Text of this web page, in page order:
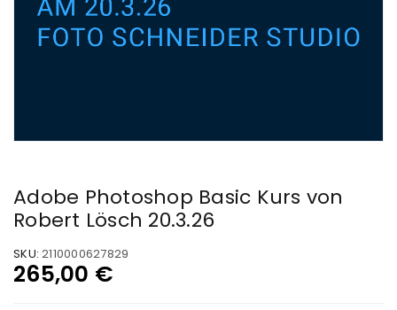
Adobe Photoshop Basic Kurs von
Robert Lösch 20.3.26
SKU: 2110000627829
265,00 €